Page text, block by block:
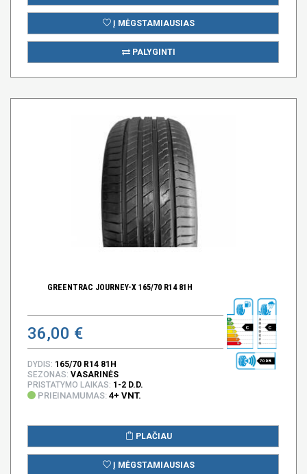
Į MĖGSTAMIAUSIAS
PALYGINTI
GREENTRAC JOURNEY-X 165/70 R14 81H
36,00 € C C
70 DB
DYDIS: 165/70 R14 81H
SEZONAS: VASARINĖS
PRISTATYMO LAIKAS: 1-2 D.D.
PRIEINAMUMAS: 4+ VNT.
PLAČIAU
Į MĖGSTAMIAUSIAS